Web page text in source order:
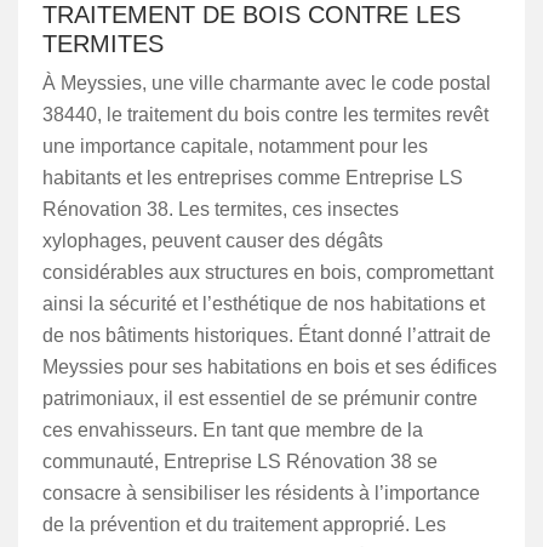
TRAITEMENT DE BOIS CONTRE LES
TERMITES
À Meyssies, une ville charmante avec le code postal
38440, le traitement du bois contre les termites revêt
une importance capitale, notamment pour les
habitants et les entreprises comme Entreprise LS
Rénovation 38. Les termites, ces insectes
xylophages, peuvent causer des dégâts
considérables aux structures en bois, compromettant
ainsi la sécurité et l’esthétique de nos habitations et
de nos bâtiments historiques. Étant donné l’attrait de
Meyssies pour ses habitations en bois et ses édifices
patrimoniaux, il est essentiel de se prémunir contre
ces envahisseurs. En tant que membre de la
communauté, Entreprise LS Rénovation 38 se
consacre à sensibiliser les résidents à l’importance
de la prévention et du traitement approprié. Les